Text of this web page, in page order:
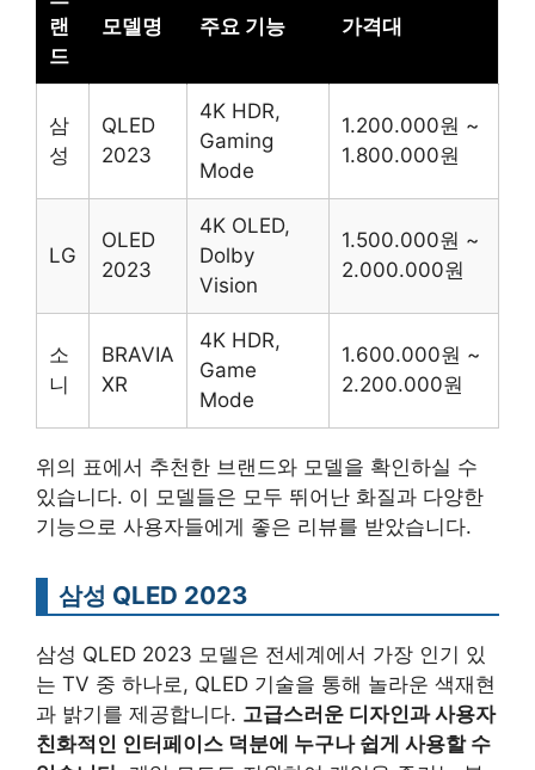
랜
드
모델명 주요 기능 가격대
삼
성
QLED
2023
4K HDR,
Gaming
Mode
1.200.000원 ~
1.800.000원
LG
OLED
2023
4K OLED,
Dolby
Vision
1.500.000원 ~
2.000.000원
소
니
BRAVIA
XR
4K HDR,
Game
Mode
1.600.000원 ~
2.200.000원
위의 표에서 추천한 브랜드와 모델을 확인하실 수
있습니다. 이 모델들은 모두 뛰어난 화질과 다양한
기능으로 사용자들에게 좋은 리뷰를 받았습니다.
삼성 QLED 2023
삼성 QLED 2023 모델은 전세계에서 가장 인기 있
는 TV 중 하나로, QLED 기술을 통해 놀라운 색재현
과 밝기를 제공합니다. 고급스러운 디자인과 사용자
친화적인 인터페이스 덕분에 누구나 쉽게 사용할 수